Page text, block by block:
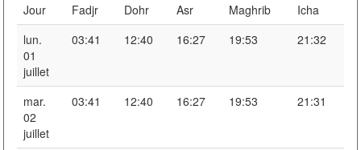
Jour Fadjr Dohr Asr Maghrib
Icha
lun.
01
juillet
03:41 12:40 16:27 19:53 21:32
mar.
02
juillet
03:41 12:40 16:27 19:53 21:31